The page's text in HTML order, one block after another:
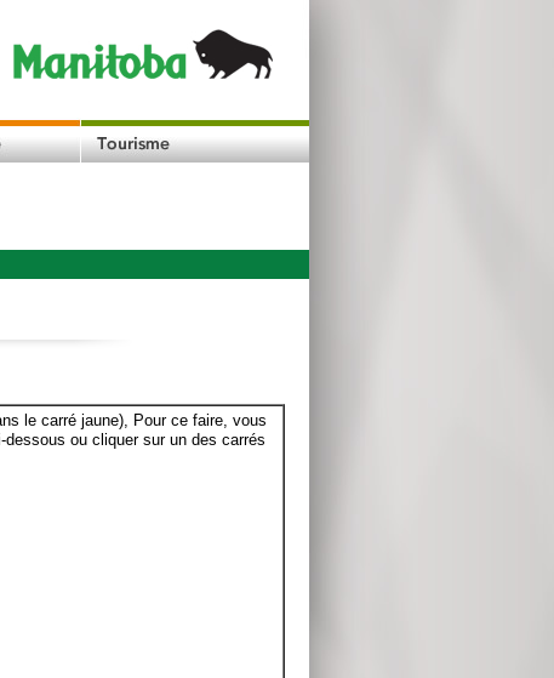
le carré jaune), Pour ce faire, vous
ou cliquer sur un des carrés